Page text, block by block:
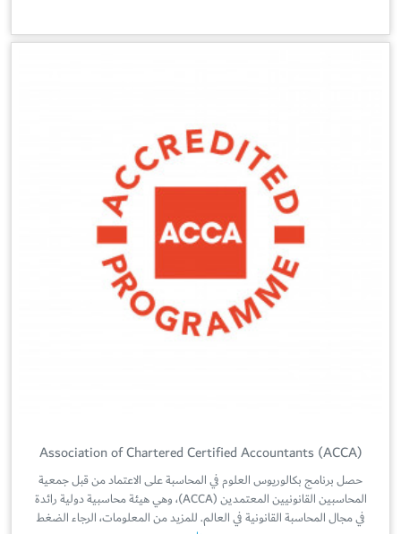
Association of Chartered Certified Accountants (ACCA)
حصل برنامج بكالوريوس العلوم في المحاسبة على الاعتماد من قبل جمعية
المحاسبين القانونيين المعتمدين (ACCA)، وهي هيئة محاسبية دولية رائدة
في مجال المحاسبة القانونية في العالم. للمزيد من المعلومات، الرجاء الضغط